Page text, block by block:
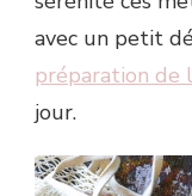
avec un petit
préparation de
jour.